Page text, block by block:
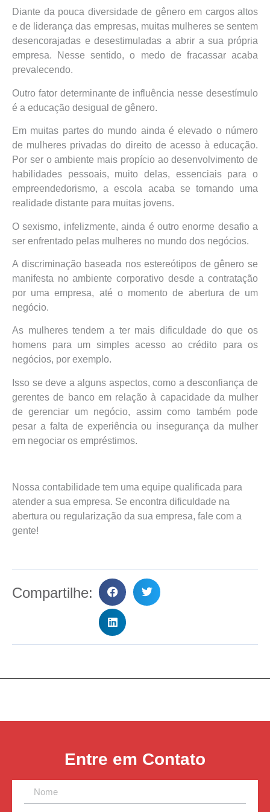
Diante da pouca diversidade de gênero em cargos altos
e de liderança das empresas, muitas mulheres se sentem
desencorajadas e desestimuladas a abrir a sua própria
empresa. Nesse sentido, o medo de fracassar acaba
prevalecendo.
Outro fator determinante de influência nesse desestímulo
é a educação desigual de gênero.
Em muitas partes do mundo ainda é elevado o número
de mulheres privadas do direito de acesso à educação.
Por ser o ambiente mais propício ao desenvolvimento de
habilidades pessoais, muito delas, essenciais para o
empreendedorismo, a escola acaba se tornando uma
realidade distante para muitas jovens.
O sexismo, infelizmente, ainda é outro enorme desafio a
ser enfrentado pelas mulheres no mundo dos negócios.
A discriminação baseada nos estereótipos de gênero se
manifesta no ambiente corporativo desde a contratação
por uma empresa, até o momento de abertura de um
negócio.
As mulheres tendem a ter mais dificuldade do que os
homens para um simples acesso ao crédito para os
negócios, por exemplo.
Isso se deve a alguns aspectos, como a desconfiança de
gerentes de banco em relação à capacidade da mulher
de gerenciar um negócio, assim como também pode
pesar a falta de experiência ou insegurança da mulher
em negociar os empréstimos.
Nossa contabilidade tem uma equipe qualificada para
atender a sua empresa. Se encontra dificuldade na
abertura ou regularização da sua empresa, fale com a
gente!
Compartilhe:
Entre em Contato